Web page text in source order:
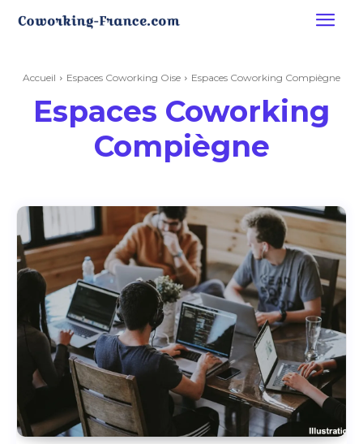
Accueil Espaces Coworking Oise Espaces Coworking Compiègne
Espaces Coworking
Compiègne